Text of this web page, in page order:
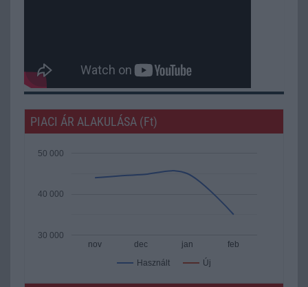
PIACI ÁR ALAKULÁSA (Ft)
Használt Új
nov dec jan feb
30 000
40 000
50 000